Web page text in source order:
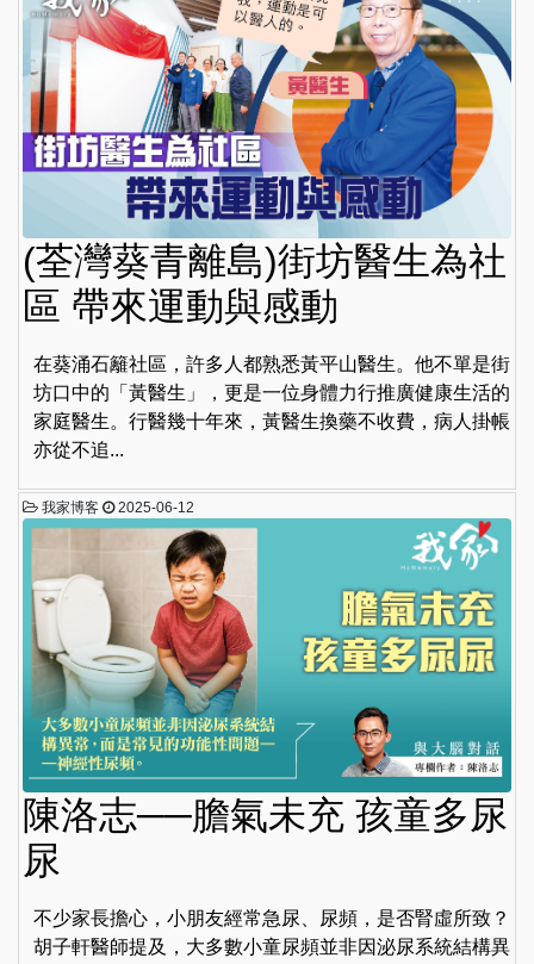
(荃灣葵青離島)街坊醫生為社
區 帶來運動與感動
在葵涌石籬社區，許多人都熟悉黃平山醫生。他不單是街
坊口中的「黃醫生」，更是一位身體力行推廣健康生活的
家庭醫生。行醫幾十年來，黃醫生換藥不收費，病人掛帳
亦從不追...
我家博客 2025-06-12
陳洛志──膽氣未充 孩童多尿
尿
不少家長擔心，小朋友經常急尿、尿頻，是否腎虛所致？
胡子軒醫師提及，大多數小童尿頻並非因泌尿系統結構異